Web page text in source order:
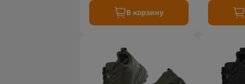
В корзину